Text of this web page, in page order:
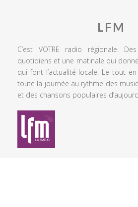
LFM
C’est VOTRE radio régionale.
quotidiens et une matinale qui
qui font l’actualité locale. Le tout
toute la journée au rythme des
et des chansons populaires